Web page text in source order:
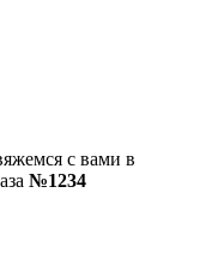
с вами в
№1234